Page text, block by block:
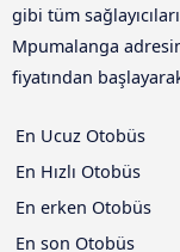
gibi tüm
Mpumalanga
fiyatından
En Ucuz Otobüs
En Hızlı Otobüs
En erken Otobüs
En son Otobüs